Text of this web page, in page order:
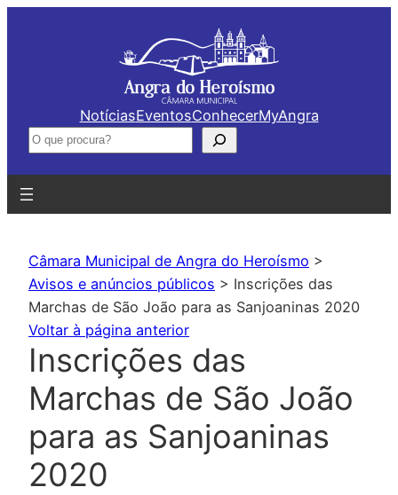
NotíciasEventosConhecerMyAngra
Pesquisar
Câmara Municipal de Angra do Heroísmo >
Avisos e anúncios públicos > Inscrições das
Marchas de São João para as Sanjoaninas 2020
Voltar à página anterior
Inscrições das
Marchas de São João
para as Sanjoaninas
2020